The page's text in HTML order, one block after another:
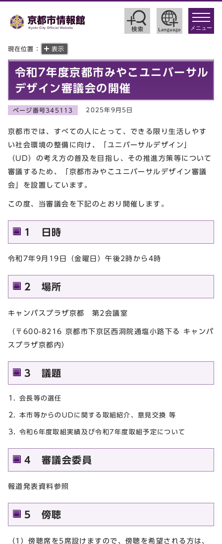
toggle
メニュー
現在位置： 表示
令和7年度京都市みやこユニバーサル
デザイン審議会の開催
ページ番号345113 2025年9月5日
京都市では、すべての人にとって、できる限り生活しやす
い社会環境の整備に向け、「ユニバーサルデザイン」
（UD）の考え方の普及を目指し、その推進方策等について
審議するため、「京都市みやこユニバーサルデザイン審議
会」を設置しています。
この度、当審議会を下記のとおり開催します。
1 日時
令和7年9月19日（金曜日）午後2時から4時
2 場所
キャンパスプラザ京都 第2会議室
（〒600-8216 京都市下京区西洞院通塩小路下る キャンパ
スプラザ京都内）
3 議題
会長等の選任
本市等からのUDに関する取組紹介、意見交換 等
令和6年度取組実績及び令和7年度取組予定について
4 審議会委員
報道発表資料参照
5 傍聴
（1）傍聴席を5席設けますので、傍聴を希望される方は、